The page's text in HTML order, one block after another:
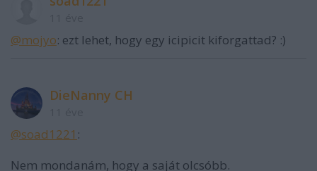
@mojyo: ezt lehet, hogy egy icipicit kiforgattad? :)
DieNanny CH
@soad1221 :
Nem mondanám, hogy a saját olcsóbb.